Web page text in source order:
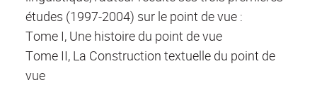
études (1997-2004) sur le point de vue :
Tome I, Une histoire du point de vue
Tome II, La Construction textuelle du point de
vue